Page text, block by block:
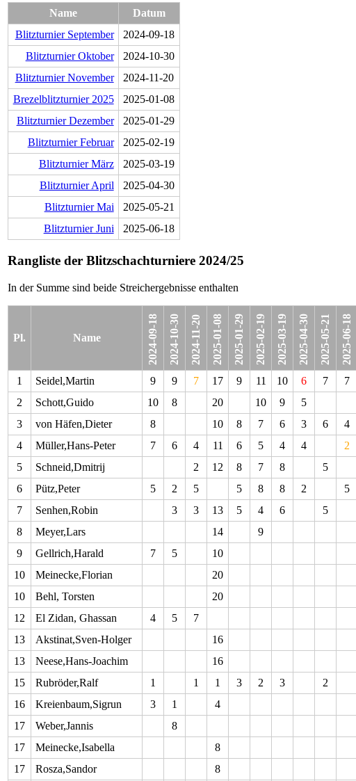
Name
Datum
Blitzturnier September
2024-09-18
Blitzturnier Oktober
2024-10-30
Blitzturnier November
2024-11-20
Brezelblitzturnier 2025
2025-01-08
Blitzturnier Dezember
2025-01-29
Blitzturnier Februar
2025-02-19
Blitzturnier März
2025-03-19
Blitzturnier April
2025-04-30
Blitzturnier Mai
2025-05-21
Blitzturnier Juni
2025-06-18
Rangliste der Blitzschachturniere 2024/25
In der Summe sind beide Streichergebnisse enthalten
Pl. Name 2024-09-18 2024-10-30 2024-11-20 2025-01-08 2025-01-29 2025-02-19 2025-03-19 2025-04-30 2025-05-21 2025-06-18
1 Seidel,Martin 9 9 7 17 9 11 10 6 7 7
2
Schott,Guido 10 8 20 10 9 5
3
von Häfen,Dieter 8 10 8 7 6 3 6 4
4
Müller,Hans-Peter 7 6 4 11 6 5 4 4 2
5
Schneid,Dmitrij 2 12 8 7 8 5
6
Pütz,Peter 5 2 5 5 8 8 2 5
7
Senhen,Robin 3 3 13 5 4 6 5
8
Meyer,Lars 14 9
9
Gellrich,Harald 7 5 10
10
Meinecke,Florian 20
10
Behl, Torsten 20
12
El Zidan, Ghassan 4 5 7
13
Akstinat,Sven-Holger 16
13
Neese,Hans-Joachim 16
15
Rubröder,Ralf 1 1 1 3 2 3 2
16
Kreienbaum,Sigrun 3 1 4
17
Weber,Jannis 8
17
Meinecke,Isabella 8
17
Rosza,Sandor 8